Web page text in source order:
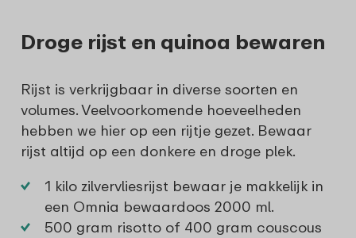
Droge rijst en quinoa bewaren
Rijst is verkrijgbaar in diverse soorten en
volumes. Veelvoorkomende hoeveelheden
hebben we hier op een rijtje gezet. Bewaar
rijst altijd op een donkere en droge plek.
1 kilo zilvervliesrijst bewaar je makkelijk in
een Omnia bewaardoos 2000 ml.
500 gram risotto of 400 gram couscous